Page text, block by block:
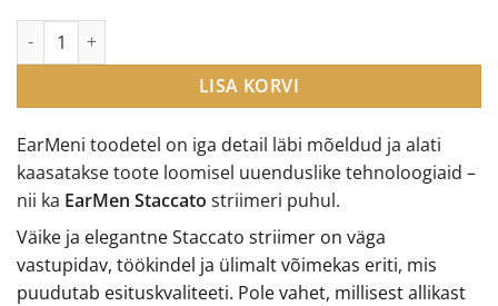
EarMeni toodetel on iga detail läbi mõeldud ja alati
kaasatakse toote loomisel uuenduslike tehnoloogiaid –
nii ka EarMen Staccato striimeri puhul.
Väike ja elegantne Staccato striimer on väga
vastupidav, töökindel ja ülimalt võimekas eriti, mis
puudutab esituskvaliteeti. Pole vahet, millisest allikast
EarMen Staccato kompaktne ja auhinnatud striimer kogus
LISA KORVI